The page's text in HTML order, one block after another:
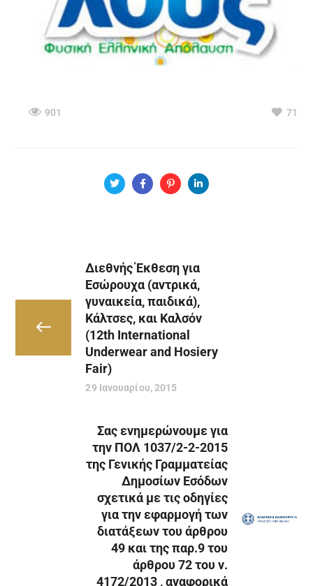
901 71
Διεθνής Έκθεση για
Εσώρουχα (αντρικά,
γυναικεία, παιδικά),
Κάλτσες, και Καλσόν
(12th International
Underwear and Hosiery
Fair)
29 Ιανουαρίου, 2015
Σας ενημερώνουμε για
την ΠΟΛ 1037/2-2-2015
της Γενικής Γραμματείας
Δημοσίων Εσόδων
σχετικά με τις οδηγίες
για την εφαρμογή των
διατάξεων του άρθρου
49 και της παρ.9 του
άρθρου 72 του ν.
4172/2013 , αναφορικά